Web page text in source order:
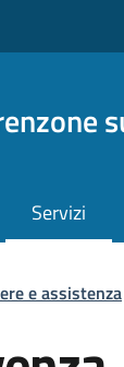
Servizi
e assistenza